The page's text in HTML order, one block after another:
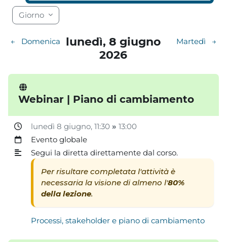
Calendario
Blocchi 1
Blocchi 2
Blocchi 3
Blocchi 4
Blocchi 5
Blocchi 6
Blocchi 7
Blocchi 8
Blocchi 9
Blocchi 10
Blocchi 11
Blocchi 12
Blocchi 13
Blocchi 14
Blocchi 15
Blocchi 16
Blocchi 17
Blocchi 18
Giorno
← Domenica
lunedì, 8 giugno
2026
Martedì →
Webinar | Piano di cambiamento
lunedì 8 giugno, 11:30» 13:00
Evento globale
Segui la diretta direttamente dal corso.
Per risultare completata l'attività è
necessaria la visione di almeno l'80%
della lezione.
Processi, stakeholder e piano di cambiamento